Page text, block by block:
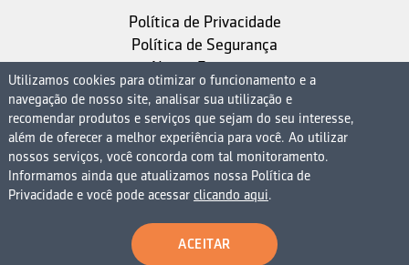
Política de Privacidade
Política de Segurança
Nosso Estatuto
Instituto de Longevidade MAG, uma empresa do
Grupo MAG
| CNPJ 08.474.765/0001-75
Avenida Presidente Juscelino Kubitschek, 1830, 15º
andar bloco 1 (parte), Condomínio Edifício São Luiz -
Vila Nova Conceição
São Paulo - SP - 04543-900 - Brasil
Utilizamos cookies para otimizar o funcionamento e a
navegação de nosso site, analisar sua utilização e
recomendar produtos e serviços que sejam do seu interesse,
além de oferecer a melhor experiência para você. Ao utilizar
nossos serviços, você concorda com tal monitoramento.
Informamos ainda que atualizamos nossa Política de
Privacidade e você pode acessar clicando aqui.
ACEITAR